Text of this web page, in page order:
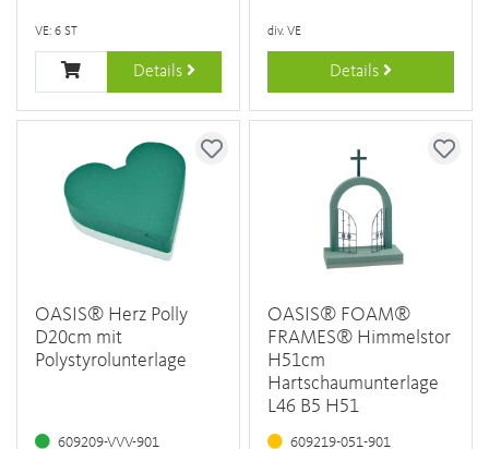
VE: 6 ST
Details
div. VE
Details
OASIS® Herz Polly
D20cm mit
Polystyrolunterlage
609209-VVV-901
OASIS® FOAM®
FRAMES® Himmelstor
H51cm
Hartschaumunterlage
L46 B5 H51
609219-051-901